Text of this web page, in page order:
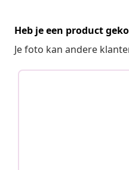
Heb je een product
Je foto kan andere